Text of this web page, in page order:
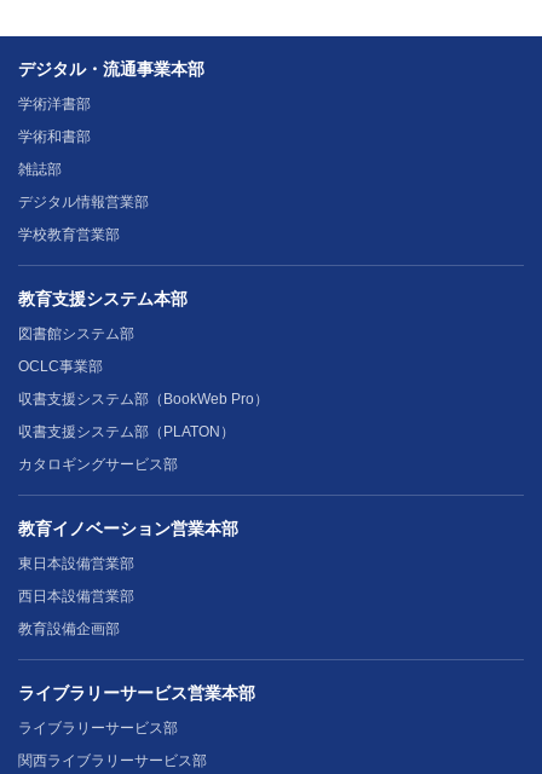
デジタル・流通事業本部
学術洋書部
学術和書部
雑誌部
デジタル情報営業部
学校教育営業部
教育支援システム本部
図書館システム部
OCLC事業部
収書支援システム部（BookWeb Pro）
収書支援システム部（PLATON）
カタロギングサービス部
教育イノベーション営業本部
東日本設備営業部
西日本設備営業部
教育設備企画部
ライブラリーサービス営業本部
ライブラリーサービス部
関西ライブラリーサービス部